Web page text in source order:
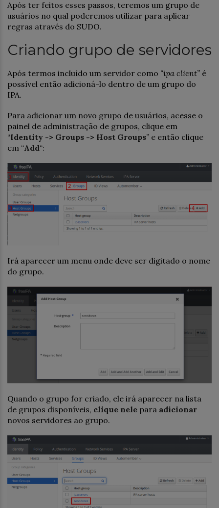
Após ter feitos esses passos, teremos um grupo de
usuários no qual poderemos utilizar para aplicar
regras através do SUDO.
Criando grupo de servidores
Após termos incluído um servidor como “ipa client” é
possível então adicioná-lo dentro de um grupo do
IPA.
Para adicionar um novo grupo de usuários, acesse o
painel de administração de grupos, clique em
“Identity -> Groups -> Host Groups” e então clique
em “Add“:
Irá aparecer um menu onde deve ser digitado o nome
do grupo.
Quando o grupo for criado, ele irá aparecer na lista
de grupos disponíveis, clique nele para adicionar
novos servidores ao grupo.